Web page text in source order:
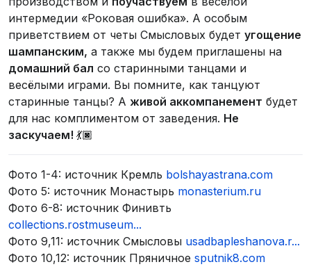
интермедии «Роковая ошибка». А особым
приветствием от четы Смысловых будет угощение
шампанским, а также мы будем приглашены на
домашний бал со старинными танцами и
весёлыми играми. Вы помните, как танцуют
старинные танцы? А живой аккомпанемент будет
для нас комплиментом от заведения. Не
заскучаем! 💃🏿
Фото 1-4: источник Кремль bolshayastrana.com
Фото 5: источник Монастырь monasterium.ru
Фото 6-8: источник Финивть
collections.rostmuseum...
Фото 9,11: источник Смысловы usadbapleshanova.r...
Фото 10,12: источник Пряничное sputnik8.com